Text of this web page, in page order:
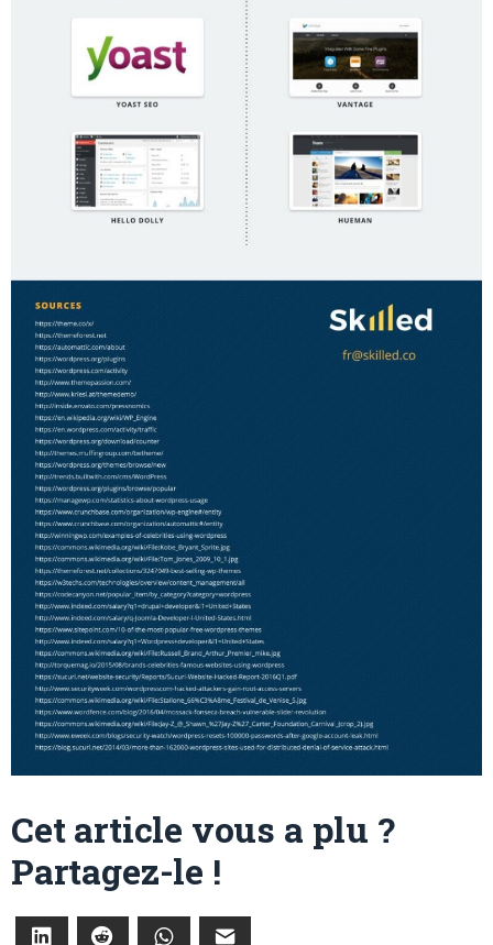
Cet article vous a plu ?
Partagez-le !